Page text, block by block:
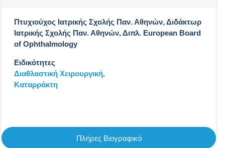
Πτυχιούχος Ιατρικής Σχολής Παν. Αθηνών, Διδάκτωρ
Ιατρικής Σχολής Παν. Αθηνών, Διπλ. European Board
of Ophthalmology
Ειδικότητες
Διαθλαστική Χειρουργική,
Καταρράκτη
Πλήρες Βιογραφικό